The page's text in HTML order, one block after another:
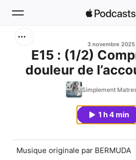
Accueil
Nouveautés
3 novembre 2025
E15 : (1/2)
douleur de
avec la méthode
Simplement
1 h 4 min
Musique originale par BERMUDA